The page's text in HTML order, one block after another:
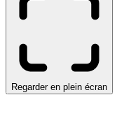
Regarder en plein écran